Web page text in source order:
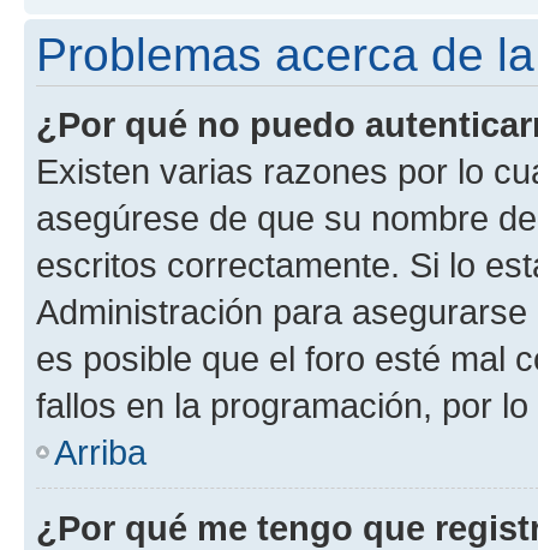
Problemas acerca de
¿Por qué no puedo
Existen varias razones por lo
asegúrese de que su nombre
escritos correctamente. Si lo
Administración para
es posible que el foro esté mal
fallos en la programación, por
Arriba
¿Por qué me tengo que